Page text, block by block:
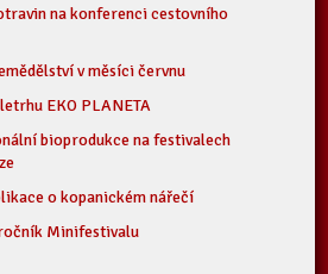
na konferenci cestovního
v měsíci červnu
EKO PLANETA
bioprodukce na festivalech
o kopanickém nářečí
Minifestivalu